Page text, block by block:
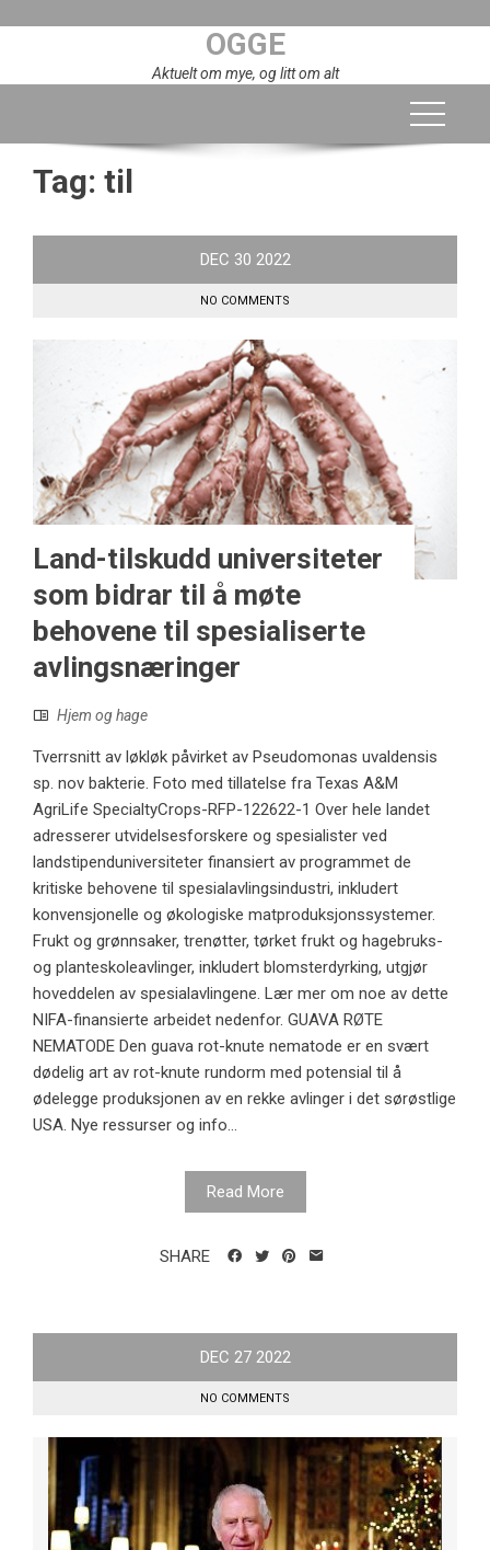
OGGE
Aktuelt om mye, og litt om alt
Tag: til
DEC 30 2022
NO COMMENTS
Land-tilskudd universiteter
som bidrar til å møte
behovene til spesialiserte
avlingsnæringer
Hjem og hage
Tverrsnitt av løkløk påvirket av Pseudomonas uvaldensis
sp. nov bakterie. Foto med tillatelse fra Texas A&M
AgriLife SpecialtyCrops-RFP-122622-1 Over hele landet
adresserer utvidelsesforskere og spesialister ved
landstipenduniversiteter finansiert av programmet de
kritiske behovene til spesialavlingsindustri, inkludert
konvensjonelle og økologiske matproduksjonssystemer.
Frukt og grønnsaker, trenøtter, tørket frukt og hagebruks-
og planteskoleavlinger, inkludert blomsterdyrking, utgjør
hoveddelen av spesialavlingene. Lær mer om noe av dette
NIFA-finansierte arbeidet nedenfor. GUAVA RØTE
NEMATODE Den guava rot-knute nematode er en svært
dødelig art av rot-knute rundorm med potensial til å
ødelegge produksjonen av en rekke avlinger i det sørøstlige
USA. Nye ressurser og info...
Read More
SHARE
DEC 27 2022
NO COMMENTS